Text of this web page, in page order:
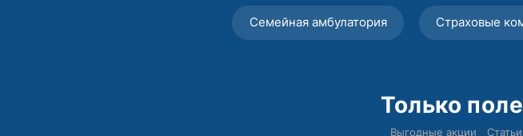
Семейная амбулатория Страховые
Только
Выгодные акции